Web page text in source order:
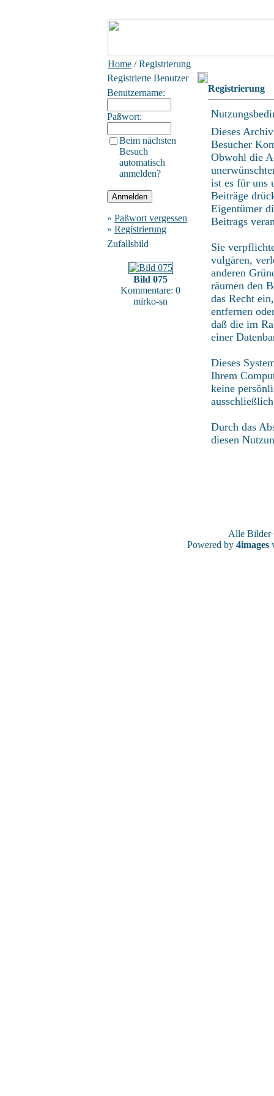
Home / Registrierung
Registrierte Benutzer
Benutzername:
Paßwort:
Beim nächsten
Besuch
automatisch
anmelden?
» Paßwort vergessen
» Registrierung
Zufallsbild
Bild 075
Kommentare: 0
mirko-sn
Registrierung
Dieses
Besucher
Obwohl die
ist es für uns
Beiträge
Eigentümer
Beitrags
Sie
vulgären,
anderen
räumen den
das Recht
entfernen
daß die im
einer
Dieses
Ihrem
keine
Durch das
diesen
Alle
Powered by 4images